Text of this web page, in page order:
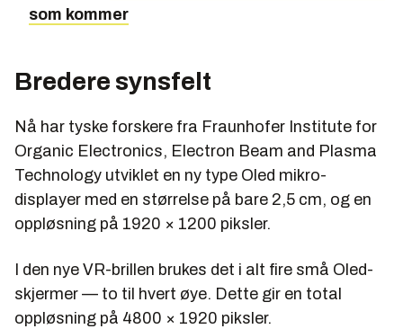
som kommer
Bredere synsfelt
Nå har tyske forskere fra Fraunhofer Institute for
Organic Electronics, Electron Beam and Plasma
Technology utviklet en ny type Oled mikro-
displayer med en størrelse på bare 2,5 cm, og en
oppløsning på 1920 × 1200 piksler.
I den nye VR-brillen brukes det i alt fire små Oled-
skjermer — to til hvert øye. Dette gir en total
oppløsning på 4800 × 1920 piksler.